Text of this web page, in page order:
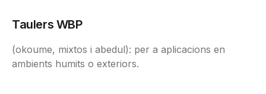
Taulers WBP
(okoume, mixtos i abedul): per a aplicacions en
ambients humits o exteriors.